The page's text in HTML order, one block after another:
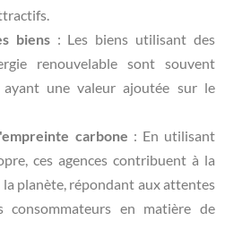
biens: Les biens utilisant des
renouvelable sont souvent
ayant une valeur ajoutée sur le
carbone : En utilisant
ces agences contribuent à la
planète, répondant aux attentes
consommateurs en matière de